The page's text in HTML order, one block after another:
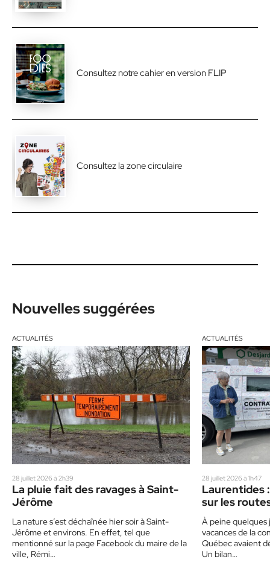
Consultez notre cahier en version FLIP
Consultez la zone circulaire
Nouvelles suggérées
ACTUALITÉS
28 juillet 2026 à 2h39
La pluie fait des ravages à Saint-
Jérôme
La nature s’est déchaînée hier soir à Saint-
Jérôme et environs. En effet, tel que
mentionné sur la page Facebook du maire de la
ville, Rémi…
ACTUALITÉS
28 juillet 2026 à 1h47
Laurentides
sur les
un corbillard
sensibiliser
À peine quelques
vacances de la
Québec avaient
Un bilan…